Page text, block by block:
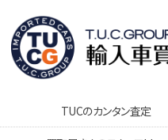
TUCのカンタン査定